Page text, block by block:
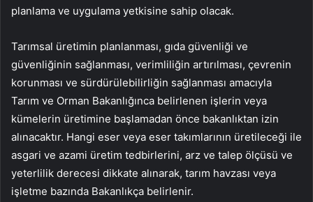
planlama ve uygulama yetkisine sahip olacak.
Tarımsal üretimin planlanması, gıda güvenliği ve
güvenliğinin sağlanması, verimliliğin artırılması, çevrenin
korunması ve sürdürülebilirliğin sağlanması amacıyla
Tarım ve Orman Bakanlığınca belirlenen işlerin veya
kümelerin üretimine başlamadan önce bakanlıktan izin
alınacaktır. Hangi eser veya eser takımlarının üretileceği ile
asgari ve azami üretim tedbirlerini, arz ve talep ölçüsü ve
yeterlilik derecesi dikkate alınarak, tarım havzası veya
işletme bazında Bakanlıkça belirlenir.